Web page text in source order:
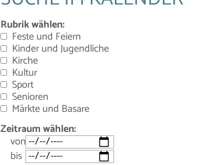
Rubrik wählen:
Feste und Feiern
Kinder und Jugendliche
Kirche
Kultur
Sport
Senioren
Märkte und Basare
Zeitraum wählen:
von
bis